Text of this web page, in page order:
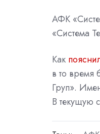
АФК
«Система
Как
в то время
Груп».
В текущую